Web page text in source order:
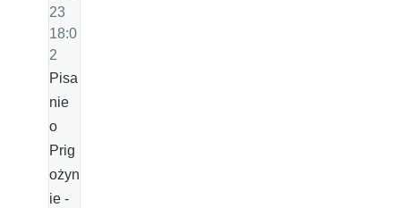
23
18:0
2
Pisa
nie
o
Prig
ożyn
ie -